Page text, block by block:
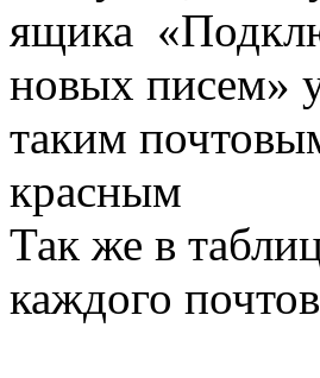
ящика
новых писем»
таким
красным
Так же в
каждого